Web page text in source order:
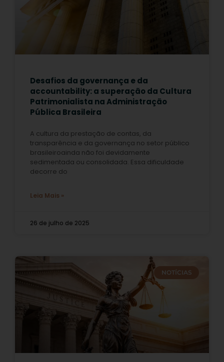
Desafios da governança e da
accountability: a superação da Cultura
Patrimonialista na Administração
Pública Brasileira
A cultura da prestação de contas, da
transparência e da governança no setor público
brasileiroainda não foi devidamente
sedimentada ou consolidada. Essa dificuldade
decorre do
Leia Mais »
26 de julho de 2025
NOTÍCIAS